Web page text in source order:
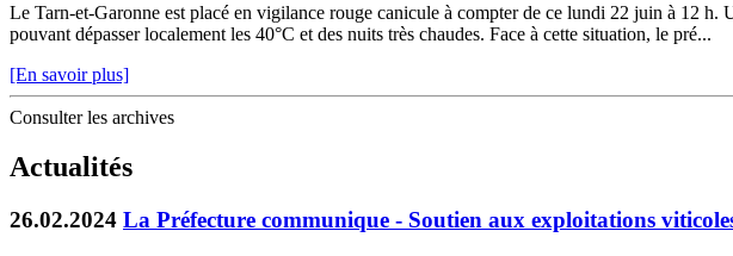
Le Tarn-et-Garonne est placé en vigilance rouge canicule à compter de ce lundi 22 juin à 12 h.
pouvant dépasser localement les 40°C et des nuits très chaudes. Face à cette situation, le pré...
[En savoir plus]
Consulter les archives
Actualités
26.02.2024 La Préfecture communique - Soutien aux exploitations